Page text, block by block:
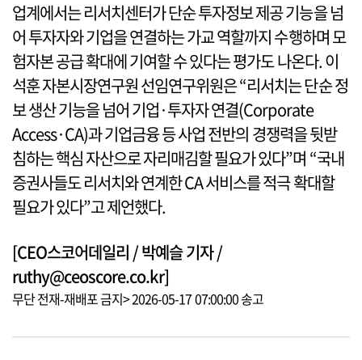
업계에서는 리서치센터가 단순 투자정보 제공 기능을 넘
어 투자자와 기업을 연결하는 가교 역할까지 수행하며 모
험자본 공급 확대에 기여할 수 있다는 평가도 나온다. 이
석훈 자본시장연구원 선임연구위원은 “리서치는 단순 정
보 생산 기능을 넘어 기업·투자자 연결(Corporate
Access·CA)과 기업금융 등 사업 전반의 경쟁력을 뒷받
침하는 핵심 자산으로 자리매김할 필요가 있다”며 “국내
증권사들도 리서치와 연계한 CA 서비스를 적극 확대할
필요가 있다”고 제언했다.
[CEO스코어데일리 / 박예슬 기자 /
ruthy@ceoscore.co.kr]
무단 전재-재배포 금지> 2026-05-17 07:00:00 송고